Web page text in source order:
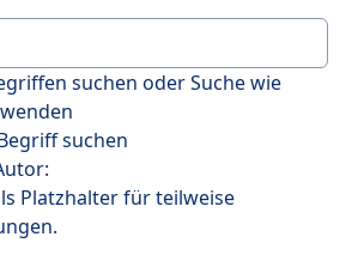
suchen oder Suche wie
suchen
Platzhalter für teilweise